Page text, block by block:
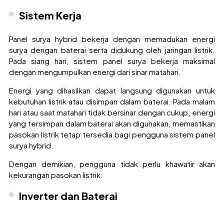
Sistem Kerja
Panel surya hybrid bekerja dengan memadukan energi
surya dengan baterai serta didukung oleh jaringan listrik.
Pada siang hari, sistem panel surya bekerja maksimal
dengan mengumpulkan energi dari sinar matahari.
Energi yang dihasilkan dapat langsung digunakan untuk
kebutuhan listrik atau disimpan dalam baterai. Pada malam
hari atau saat matahari tidak bersinar dengan cukup, energi
yang tersimpan dalam baterai akan digunakan, memastikan
pasokan listrik tetap tersedia bagi pengguna sistem panel
surya hybrid.
Dengan demikian, pengguna tidak perlu khawatir akan
kekurangan pasokan listrik.
Inverter dan Baterai